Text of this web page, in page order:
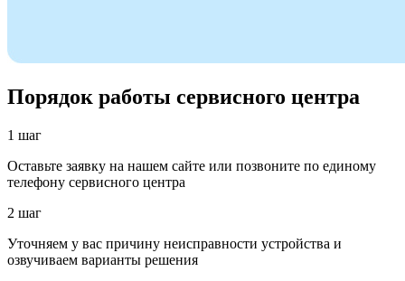
Порядок работы сервисного центра
1 шаг
Оставьте заявку на нашем сайте или позвоните по единому
телефону сервисного центра
2 шаг
Уточняем у вас причину неисправности устройства и
озвучиваем варианты решения